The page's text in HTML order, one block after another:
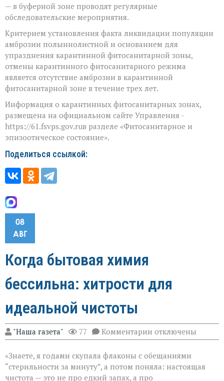
— в буферной зоне проводят регулярные
обследовательские мероприятия.
Критерием установления факта ликвидации популяции
амброзии полыннолистной и основанием для
упразднения карантинной фитосанитарной зоны,
отмены карантинного фитосанитарного режима
является отсутствие амброзии в карантинной
фитосанитарной зоне в течение трех лет.
Информация о карантинных фитосанитарных зонах,
размещена на официальном сайте Управления -
https://61.fsvps.gov.ruв разделе «Фитосанитарное и
эпизоотическое состояние».
Поделиться ссылкой:
08
АВГ
Когда бытовая химия
бессильна: хитрости для
идеальной чистоты
"Наша газета" 77 Комментарии к
записи
бытовая
химия
отключены
«Знаете, я годами скупала флаконы с обещаниями
“стерильности за минуту”, а потом поняла: настоящая
чистота — это не про едкий запах, а про